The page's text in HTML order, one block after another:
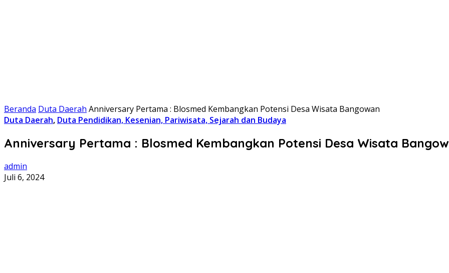
Beranda Duta Daerah Anniversary Pertama : Blosmed Kembangkan Potensi Desa Wisata Bangowan
Duta Daerah, Duta Pendidikan, Kesenian, Pariwisata, Sejarah dan Budaya
Anniversary Pertama : Blosmed Kembangkan Potensi Desa Wisata
admin
Juli 6, 2024